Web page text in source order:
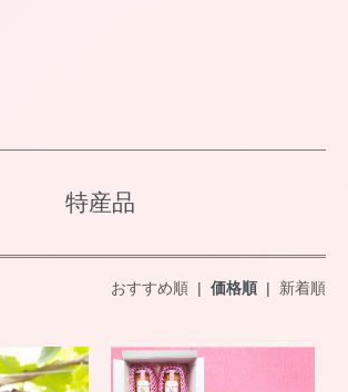
特産品
おすすめ順 | 価格順 | 新着順